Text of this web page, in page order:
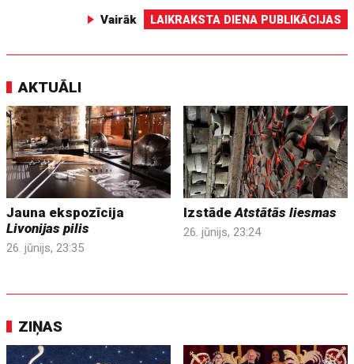
Vairāk LAIKRAKSTA DIENA PUBLIKĀCIJAS
AKTUĀLI
Jauna ekspozīcija
Livonijas pilis
26. jūnijs, 23:35
IzstādeAtstātās liesmas
26. jūnijs, 23:24
ZIŅAS